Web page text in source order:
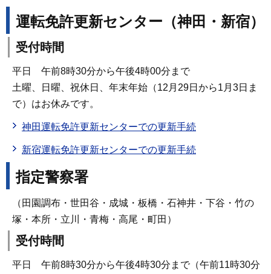
運転免許更新センター（神田・新宿）
受付時間
平日 午前8時30分から午後4時00分まで
土曜、日曜、祝休日、年末年始（12月29日から1月3日ま
で）はお休みです。
神田運転免許更新センターでの更新手続
新宿運転免許更新センターでの更新手続
指定警察署
（田園調布・世田谷・成城・板橋・石神井・下谷・竹の
塚・本所・立川・青梅・高尾・町田）
受付時間
平日 午前8時30分から午後4時30分まで（午前11時30分